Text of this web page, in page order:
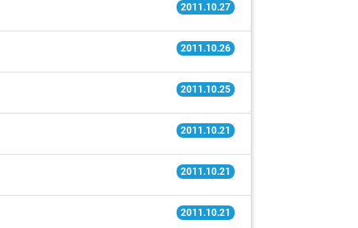
2011.10.27
2011.10.26
2011.10.25
2011.10.21
2011.10.21
2011.10.21